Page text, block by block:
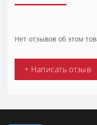
Нет отзывов об этом
+ Написать отзыв